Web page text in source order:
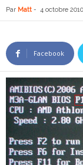
Par Matt - 4 octobre 2010
Facebook